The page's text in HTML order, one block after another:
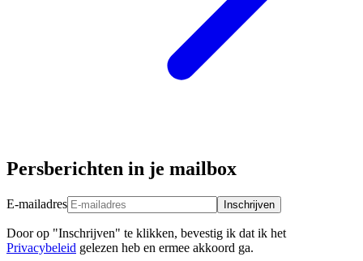
Persberichten in je mailbox
E-mailadres Inschrijven
Door op "Inschrijven" te klikken, bevestig ik dat ik het
Privacybeleid gelezen heb en ermee akkoord ga.